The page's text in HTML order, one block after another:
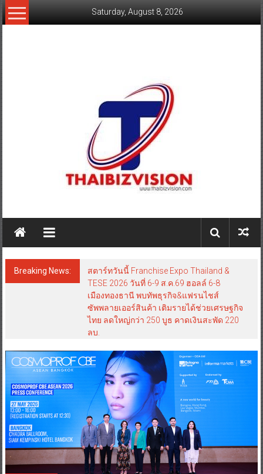
Skip
to
Saturday, August 8, 2026
Breaking News:
สตาร์ทวันนี้ Franchise Expo Thailand &
TESE 2026 วันที่ 6-9 ส.ค.69 ฮอลล์ 6-8
เมืองทองธานี พบทัพธุรกิจ&แฟรนไชส์
ซัพพลายเออร์สินค้า เติมรายได้ช่วยเศรษฐกิจ
ไทย ลดใหญ่กว่า 250 บูธ คาดเงินสะพัด 220
ลบ.